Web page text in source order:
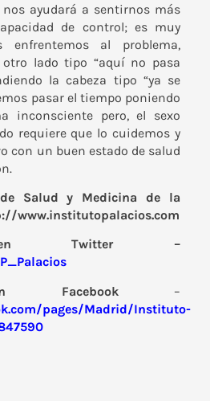
ayudará a sentirnos más
de control; es muy
enfrentemos al problema,
lado tipo “aquí no pasa
la cabeza tipo “ya se
pasar el tiempo poniendo
inconsciente pero, el sexo
requiere que lo cuidemos y
con un buen estado de salud
Salud y Medicina de la
www.institutopalacios.com
en Twitter –
Facebook–
pages/Madrid/Instituto-